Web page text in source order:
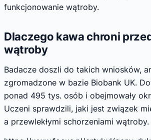
funkcjonowanie wątroby.
Dlaczego kawa chroni
wątroby
Badacze doszli do takich wniosków,
zgromadzone w bazie Biobank UK.
ponad 495 tys. osób i obejmowały
Uczeni sprawdzili, jaki jest związek
a przewlekłymi schorzeniami wątroby.